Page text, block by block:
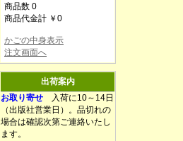
商品数 0
商品代金計 ￥0
かごの中身表示
注文画面へ
出荷案内
お取り寄せ 入荷に10～14日
（出版社営業日）。品切れの
場合は確認次第ご連絡いたし
ます。